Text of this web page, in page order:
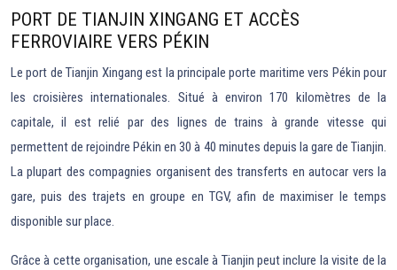
PORT DE TIANJIN XINGANG ET ACCÈS
FERROVIAIRE VERS PÉKIN
Le port de Tianjin Xingang est la principale porte maritime vers Pékin pour
les croisières internationales. Situé à environ 170 kilomètres de la
capitale, il est relié par des lignes de trains à grande vitesse qui
permettent de rejoindre Pékin en 30 à 40 minutes depuis la gare de Tianjin.
La plupart des compagnies organisent des transferts en autocar vers la
gare, puis des trajets en groupe en TGV, afin de maximiser le temps
disponible sur place.
Grâce à cette organisation, une escale à Tianjin peut inclure la visite de la